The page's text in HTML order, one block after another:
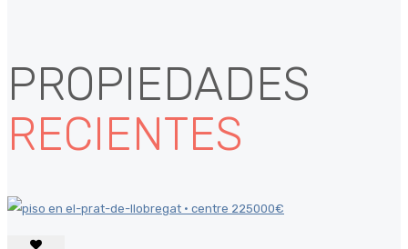
PROPIEDADES
RECIENTES